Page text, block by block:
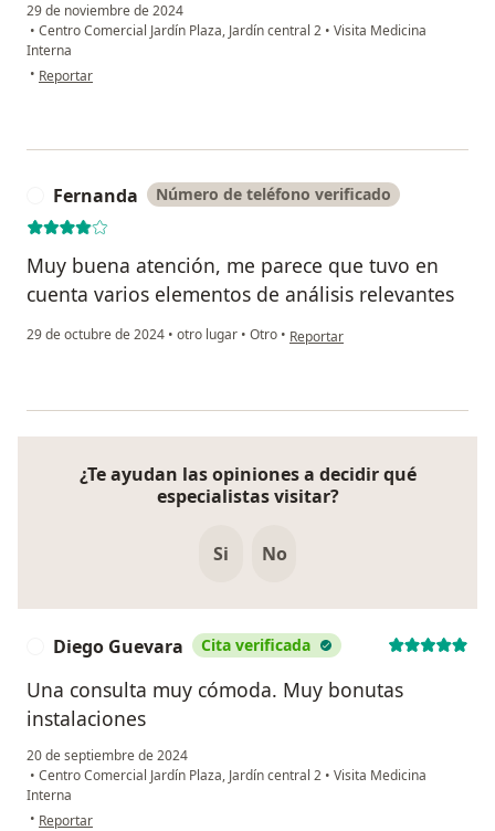
29 de noviembre de 2024
• Centro Comercial Jardín Plaza, Jardín central 2 • Visita Medicina
Interna
• en opinión del usuario Nancy camelo p
Reportar
Fernanda Número de teléfono verificado
Muy buena atención, me parece que tuvo en
cuenta varios elementos de análisis relevantes
29 de octubre de 2024 • otro lugar • Otro • en opinión del usuario Fernanda
Reportar
¿Te ayudan las opiniones a decidir qué
especialistas visitar?
Si No
Diego Guevara Cita verificada
Una consulta muy cómoda. Muy bonutas
instalaciones
20 de septiembre de 2024
• Centro Comercial Jardín Plaza, Jardín central 2 • Visita Medicina
Interna
• en opinión del usuario Diego Guevara
Reportar